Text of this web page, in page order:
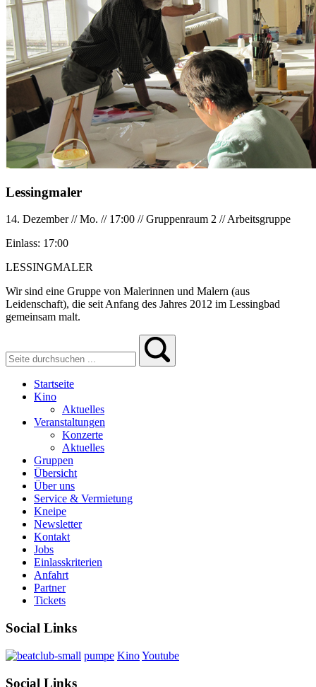
Lessingmaler
14. Dezember//Mo. // 17:00 //Gruppenraum 2 //Arbeitsgruppe
Einlass: 17:00
LESSINGMALER
Wir sind eine Gruppe von Malerinnen und Malern (aus
Leidenschaft), die seit Anfang des Jahres 2012 im Lessingbad
gemeinsam malt.
Startseite
Kino
Aktuelles
Veranstaltungen
Konzerte
Aktuelles
Gruppen
Übersicht
Über uns
Service & Vermietung
Kneipe
Newsletter
Kontakt
Jobs
Einlasskriterien
Anfahrt
Partner
Tickets
Social Links
pumpe KinoYoutube
Social Links